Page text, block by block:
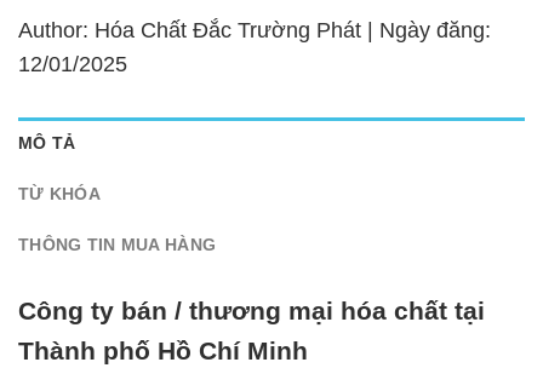
Author: Hóa Chất Đắc Trường Phát | Ngày đăng:
12/01/2025
MÔ TẢ
TỪ KHÓA
THÔNG TIN MUA HÀNG
Công ty bán / thương mại hóa chất tại
Thành phố Hồ Chí Minh